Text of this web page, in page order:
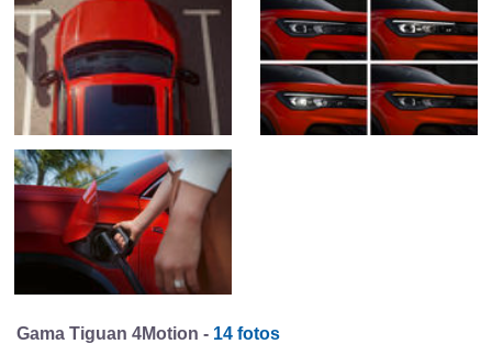
Gama Tiguan 4Motion - 14 fotos